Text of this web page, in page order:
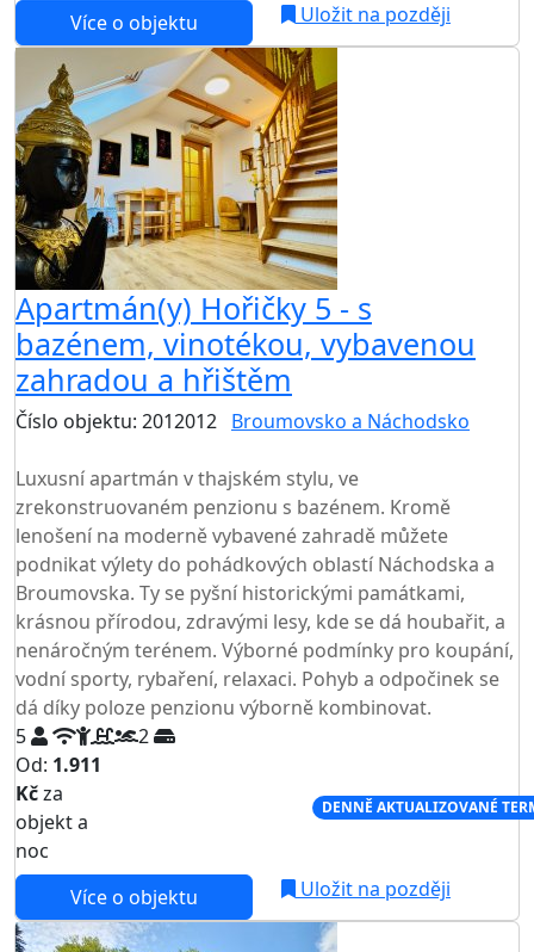
Více o objektu Uložit na později
Apartmán(y) Hořičky 5 - s
bazénem, vinotékou, vybavenou
zahradou a hřištěm
Číslo objektu: 2012012 Broumovsko a Náchodsko
Luxusní apartmán v thajském stylu, ve
zrekonstruovaném penzionu s bazénem. Kromě
lenošení na moderně vybavené zahradě můžete
podnikat výlety do pohádkových oblastí Náchodska a
Broumovska. Ty se pyšní historickými památkami,
krásnou přírodou, zdravými lesy, kde se dá houbařit, a
nenáročným terénem. Výborné podmínky pro koupání,
vodní sporty, rybaření, relaxaci. Pohyb a odpočinek se
dá díky poloze penzionu výborně kombinovat.
5
2
Od: 1.911
Kčza
objekt a
noc
DENNĚ AKTUALIZOVANÉ
Více o objektu Uložit na později